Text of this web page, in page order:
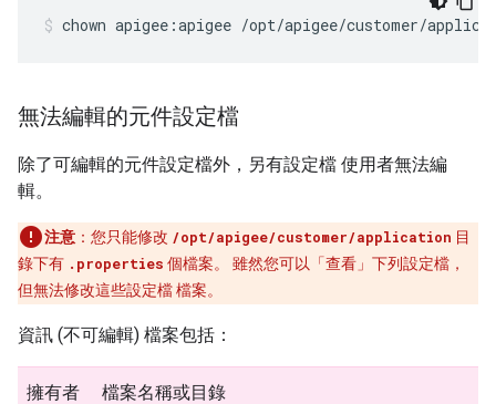
chown apigee:apigee /opt/apigee/customer/
無法編輯的元件設定檔
除了可編輯的元件設定檔外，另有設定檔 使用者無法編
輯。
注意 ：您只能修改 /opt/apigee/customer/application 目
錄下有 .properties 個檔案。 雖然您可以「查看」 下列設定檔，
但無法修改這些設定檔 檔案。
資訊 (不可編輯) 檔案包括：
擁有者 檔案名稱或目錄